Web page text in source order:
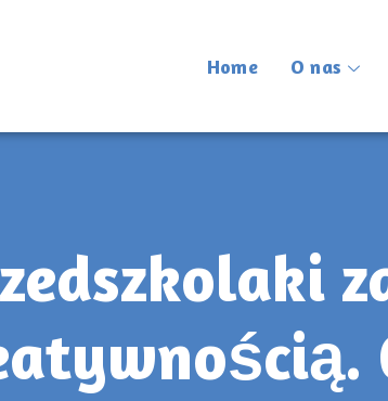
Home O nas